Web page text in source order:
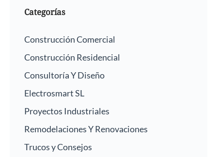
Categorías
Construcción Comercial
Construcción Residencial
Consultoría Y Diseño
Electrosmart SL
Proyectos Industriales
Remodelaciones Y Renovaciones
Trucos y Consejos